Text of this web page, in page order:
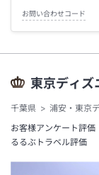
お問い合わせコード
東京ディズ
千葉県
浦安・東京
お客様アンケート評価
るるぶトラベル評価